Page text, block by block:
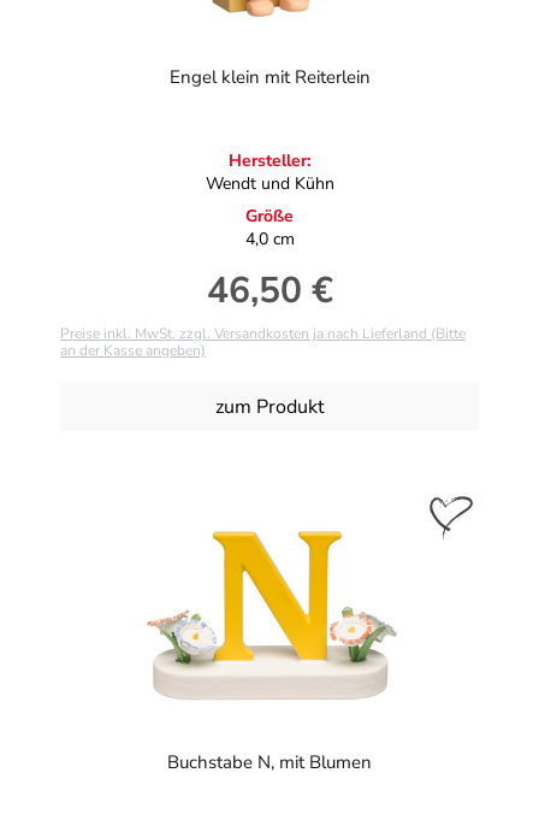
Engel klein mit Reiterlein
Hersteller:
Wendt und Kühn
Größe
4,0 cm
Regulärer Preis:
46,50 €
Preise inkl. MwSt. zzgl. Versandkosten ja nach Lieferland (Bitte
an der Kasse angeben)
zum Produkt
Buchstabe N, mit Blumen